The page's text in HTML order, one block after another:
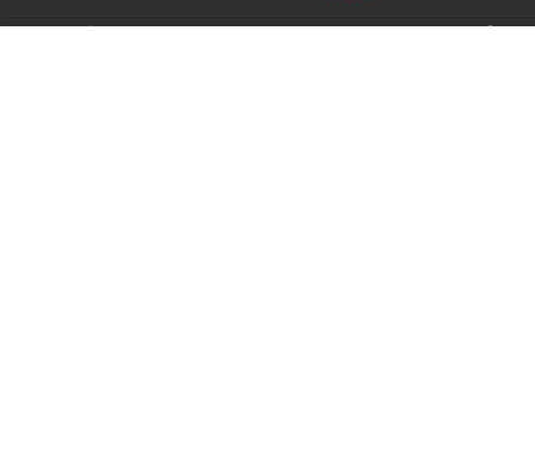
© 2014-2026 vip-vnovinky.ru – магазин подарочных сертификатов в